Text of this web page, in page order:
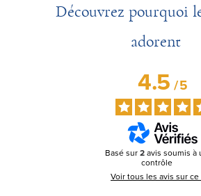
Découvrez pourquoi
adorent
4.5/5
Basé sur2avis soumis à
contrôle
Voir tous les avis sur